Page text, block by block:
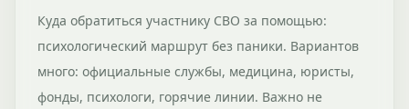
Куда обратиться участнику СВО за помощью:
психологический маршрут без паники. Вариантов
много: официальные службы, медицина, юристы,
фонды, психологи, горячие линии. Важно не